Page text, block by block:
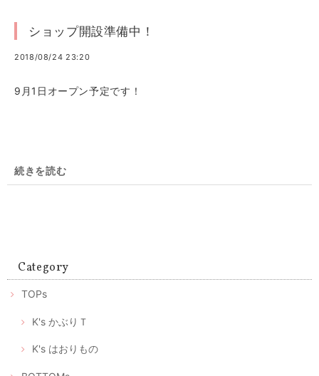
ショップ開設準備中！
2018/08/24 23:20
9月1日オープン予定です！
続きを読む
Category
TOPs
K's かぶりＴ
K's はおりもの